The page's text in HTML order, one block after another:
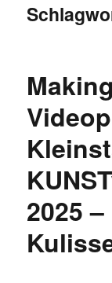
2025